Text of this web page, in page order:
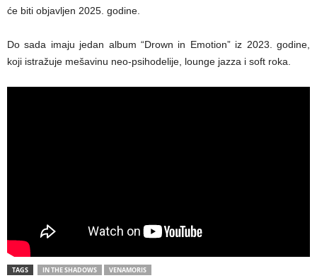
će biti objavljen 2025. godine.
Do sada imaju jedan album “Drown in Emotion” iz 2023. godine,
koji istražuje mešavinu neo-psihodelije, lounge jazza i soft roka.
TAGS IN THE SHADOWS VENAMORIS